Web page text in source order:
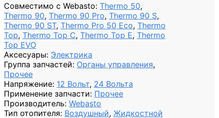
Совместимо с Webasto: Thermo 50,
Thermo 90, Thermo 90 Pro, Thermo 90 S,
Thermo 90 ST, Thermo Pro 50 Eco, Thermo
Top, Thermo Top C, Thermo Top E, Thermo
Top EVO
Аксесуары: Электрика
Группа запчастей: Органы управления,
Прочее
Напряжение: 12 Вольт, 24 Вольта
Применение запчасти: Прочее
Производитель: Webasto
Тип отопителя: Воздушный, Жидкостной